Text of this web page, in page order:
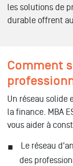
les solutions de
durable offrent
Comment
Un réseau solide
la finance. MBA
vous aider à
Le réseau
des